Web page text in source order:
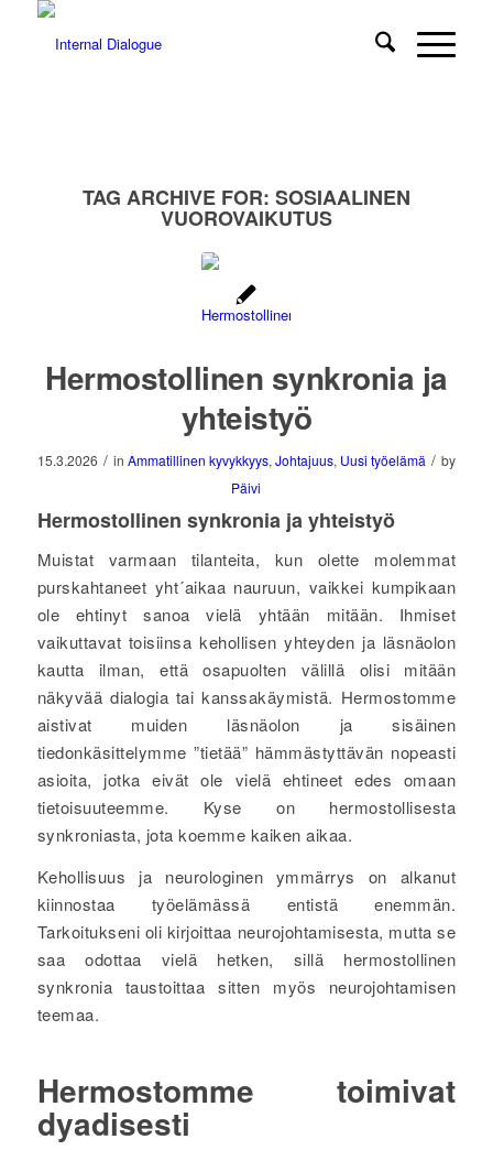
TAG ARCHIVE FOR: SOSIAALINEN
VUOROVAIKUTUS
Hermostollinen synkronia ja
yhteistyö
15.3.2026 / in Ammatillinen kyvykkyys, Johtajuus, Uusi työelämä / by
Päivi
Hermostollinen synkronia ja yhteistyö
Muistat varmaan tilanteita, kun olette molemmat
purskahtaneet yht´aikaa nauruun, vaikkei kumpikaan
ole ehtinyt sanoa vielä yhtään mitään. Ihmiset
vaikuttavat toisiinsa kehollisen yhteyden ja läsnäolon
kautta ilman, että osapuolten välillä olisi mitään
näkyvää dialogia tai kanssakäymistä. Hermostomme
aistivat muiden läsnäolon ja sisäinen
tiedonkäsittelymme ”tietää” hämmästyttävän nopeasti
asioita, jotka eivät ole vielä ehtineet edes omaan
tietoisuuteemme. Kyse on hermostollisesta
synkroniasta, jota koemme kaiken aikaa.
Kehollisuus ja neurologinen ymmärrys on alkanut
kiinnostaa työelämässä entistä enemmän.
Tarkoitukseni oli kirjoittaa neurojohtamisesta, mutta se
saa odottaa vielä hetken, sillä hermostollinen
synkronia taustoittaa sitten myös neurojohtamisen
teemaa.
Hermostomme toimivat
dyadisesti